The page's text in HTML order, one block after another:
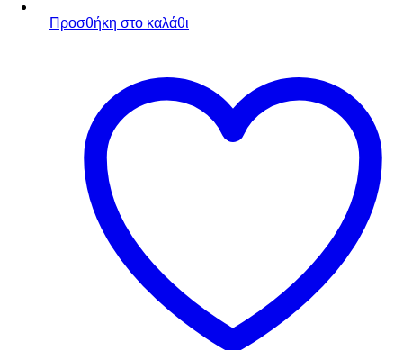
was:
τιμή
Προσθήκη στο καλάθι